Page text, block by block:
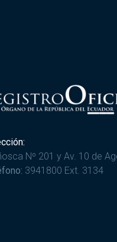
Nº 201 y Av. 10 de
3941800 Ext. 3134